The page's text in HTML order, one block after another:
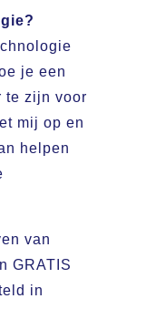
je een
te zijn voor
mij op en
helpen
van
GRATIS
in